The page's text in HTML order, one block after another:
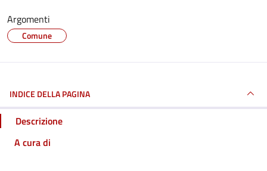
Argomenti
Comune
INDICE DELLA PAGINA
Descrizione
A cura di